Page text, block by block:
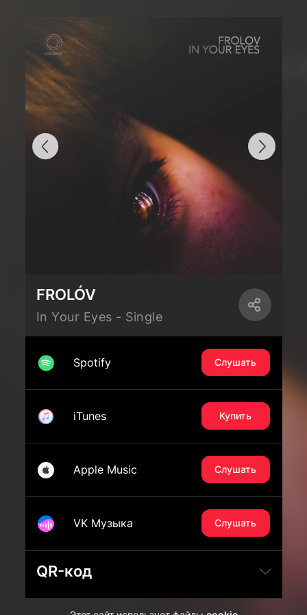
FROLÓV
In Your Eyes - Single
Spotify Слушать
iTunes Купить
Apple Music Слушать
VK Музыка Слушать
QR-код